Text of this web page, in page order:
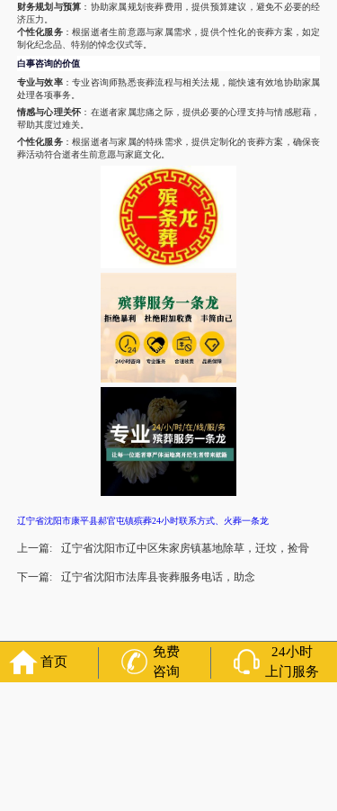
财务规划与预算 ：协助家属规划丧葬费用，提供预算建议，避免不必要的经
济压力。
个性化服务：根据逝者生前意愿与家属需求，提供个性化的丧葬方案，如定
制化纪念品、特别的悼念仪式等。
白事咨询的价值
专业与效率：专业咨询师熟悉丧葬流程与相关法规，能快速有效地协助家属
处理各项事务。
情感与心理关怀 ：在逝者家属悲痛之际，提供必要的心理支持与情感慰藉，
帮助其度过难关。
个性化服务：根据逝者与家属的特殊需求，提供定制化的丧葬方案，确保丧
葬活动符合逝者生前意愿与家庭文化。
辽宁省沈阳市康平县郝官屯镇殡葬24小时联系方式、火葬一条龙
上一篇: 辽宁省沈阳市辽中区朱家房镇墓地除草，迁坟，捡骨
下一篇: 辽宁省沈阳市法库县丧葬服务电话，助念
首页
免费
咨询
24小时
上门服务